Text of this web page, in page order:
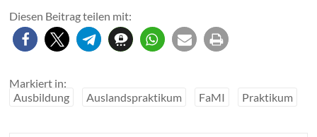
Diesen Beitrag teilen mit:
Markiert in:
Ausbildung
Auslandspraktikum FaMI Praktikum